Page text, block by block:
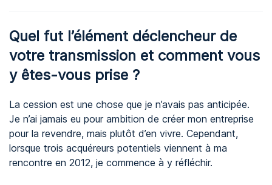
Quel fut l’élément déclencheur de
votre transmission et comment vous
y êtes-vous prise ?
La cession est une chose que je n’avais pas anticipée.
Je n’ai jamais eu pour ambition de créer mon entreprise
pour la revendre, mais plutôt d’en vivre. Cependant,
lorsque trois acquéreurs potentiels viennent à ma
rencontre en 2012, je commence à y réfléchir.